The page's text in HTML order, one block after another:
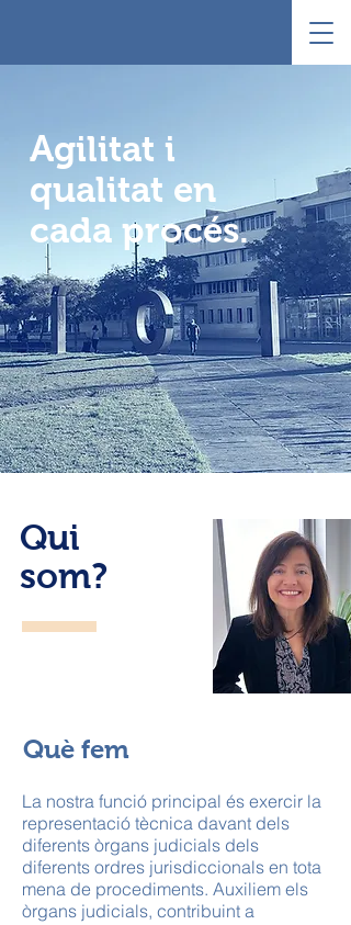
Agilitat i
qualitat en
cada procés.
Qui
som?
Què fem
La nostra funció principal és exercir la
representació tècnica davant dels
diferents òrgans judicials dels
diferents ordres jurisdiccionals en tota
mena de procediments. Auxiliem els
òrgans judicials, contribuint a